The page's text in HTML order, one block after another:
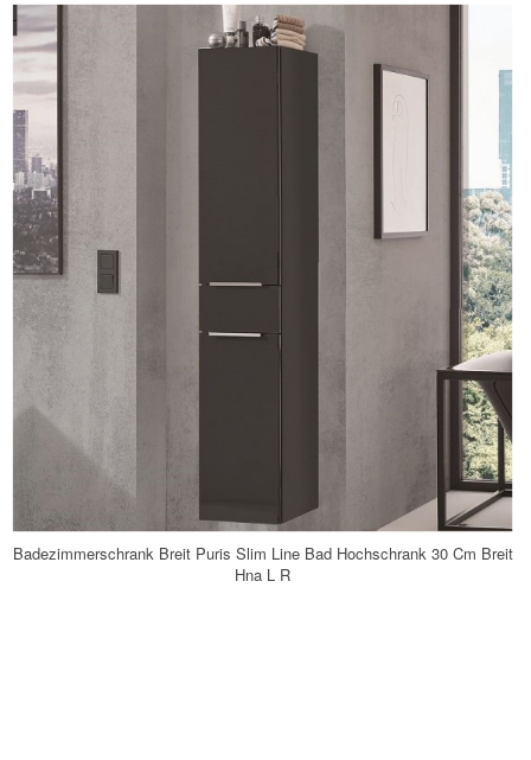
Badezimmerschrank Breit Puris Slim Line Bad Hochschrank 30 Cm Breit
Hna L R